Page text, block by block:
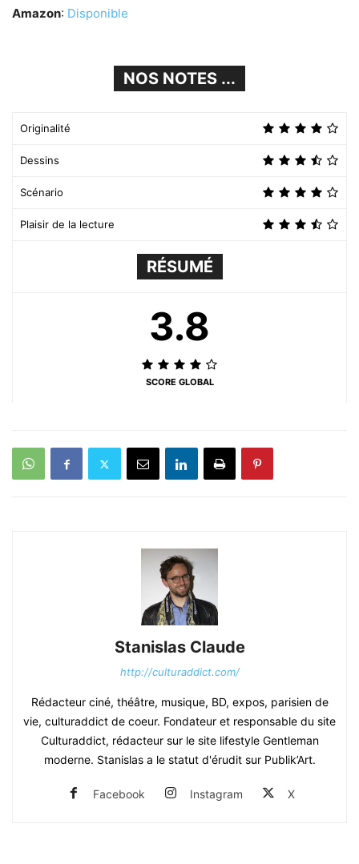
Amazon: Disponible
NOS NOTES ...
Originalité
Dessins
Scénario
Plaisir de la lecture
RÉSUMÉ
3.8
SCORE GLOBAL
Stanislas Claude
http://culturaddict.com/
Rédacteur ciné, théâtre, musique, BD, expos, parisien de
vie, culturaddict de coeur. Fondateur et responsable du site
Culturaddict, rédacteur sur le site lifestyle Gentleman
moderne. Stanislas a le statut d'érudit sur Publik’Art.
Facebook Instagram X